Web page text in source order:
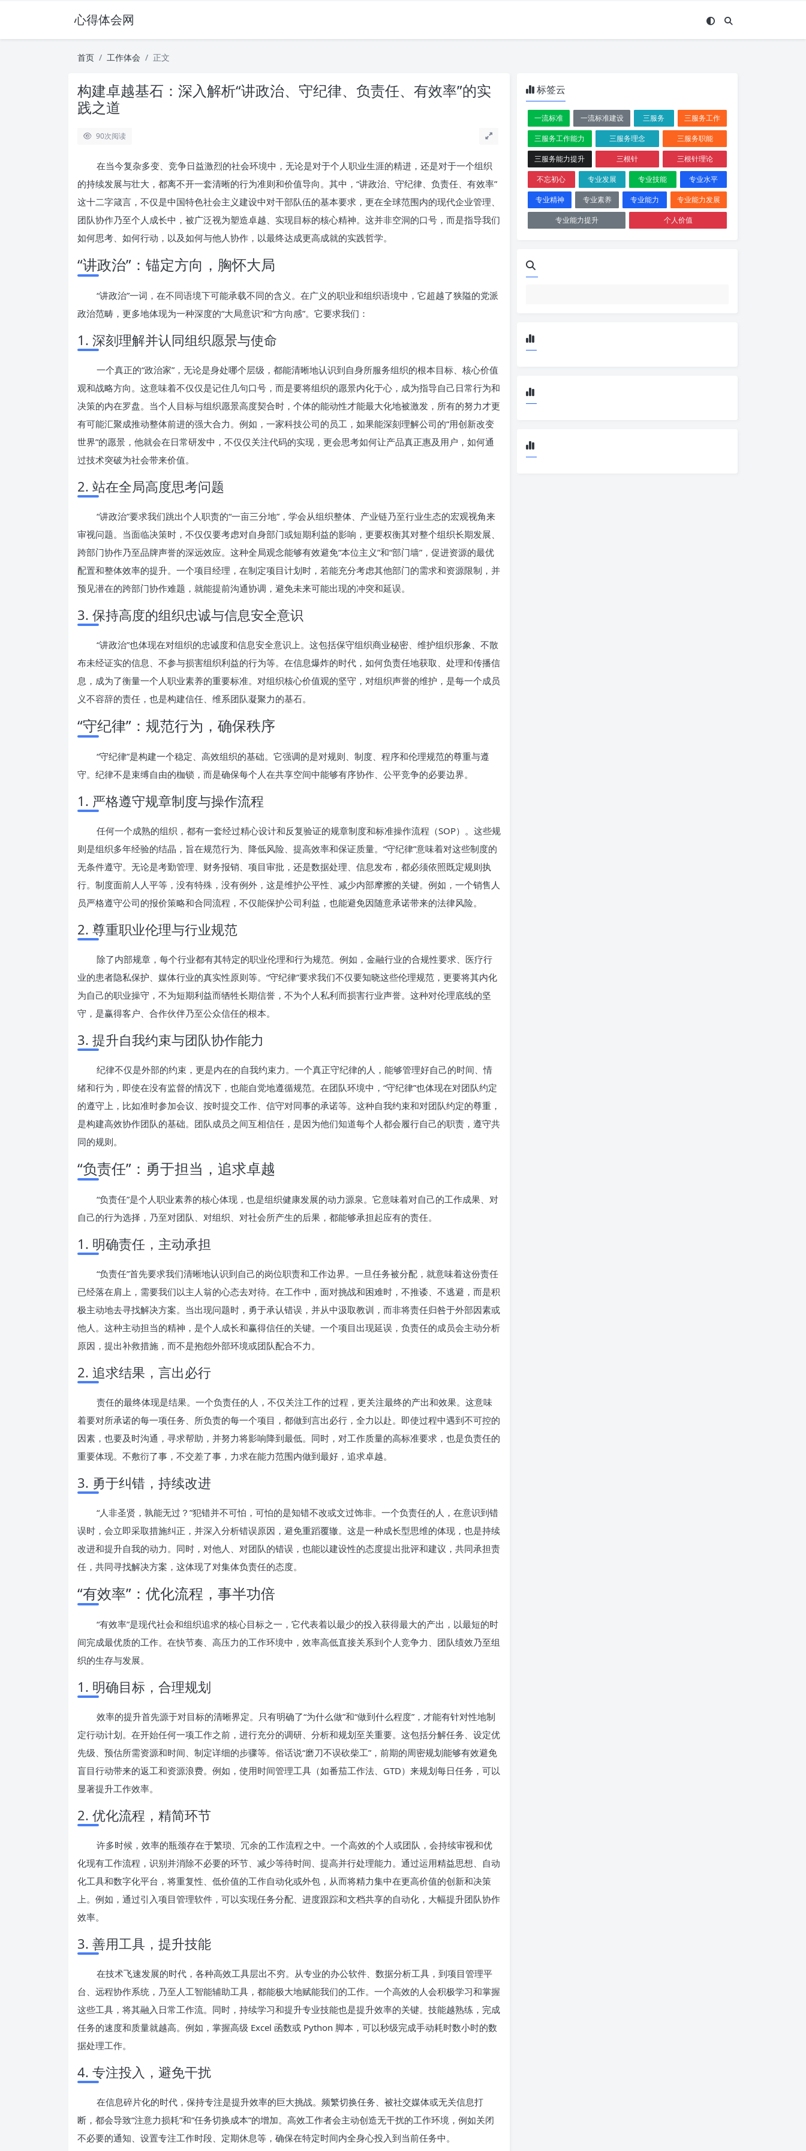
心得体会网
首页 工作体会 正文
构建卓越基石：深入解析“讲政治、守纪律、负责任、有效率”的实
践之道
90次阅读
在当今复杂多变、竞争日益激烈的社会环境中，无论是对于个人职业生涯的精进，还是对于一个组织
的持续发展与壮大，都离不开一套清晰的行为准则和价值导向。其中，“讲政治、守纪律、负责任、有效率”
这十二字箴言，不仅是中国特色社会主义建设中对干部队伍的基本要求，更在全球范围内的现代企业管理、
团队协作乃至个人成长中，被广泛视为塑造卓越、实现目标的核心精神。这并非空洞的口号，而是指导我们
如何思考、如何行动，以及如何与他人协作，以最终达成更高成就的实践哲学。
“讲政治”：锚定方向，胸怀大局
“讲政治”一词，在不同语境下可能承载不同的含义。在广义的职业和组织语境中，它超越了狭隘的党派
政治范畴，更多地体现为一种深度的“大局意识”和“方向感”。它要求我们：
1. 深刻理解并认同组织愿景与使命
一个真正的“政治家”，无论是身处哪个层级，都能清晰地认识到自身所服务组织的根本目标、核心价值
观和战略方向。这意味着不仅仅是记住几句口号，而是要将组织的愿景内化于心，成为指导自己日常行为和
决策的内在罗盘。当个人目标与组织愿景高度契合时，个体的能动性才能最大化地被激发，所有的努力才更
有可能汇聚成推动整体前进的强大合力。例如，一家科技公司的员工，如果能深刻理解公司的“用创新改变
世界”的愿景，他就会在日常研发中，不仅仅关注代码的实现，更会思考如何让产品真正惠及用户，如何通
过技术突破为社会带来价值。
2. 站在全局高度思考问题
“讲政治”要求我们跳出个人职责的“一亩三分地”，学会从组织整体、产业链乃至行业生态的宏观视角来
审视问题。当面临决策时，不仅仅要考虑对自身部门或短期利益的影响，更要权衡其对整个组织长期发展、
跨部门协作乃至品牌声誉的深远效应。这种全局观念能够有效避免“本位主义”和“部门墙”，促进资源的最优
配置和整体效率的提升。一个项目经理，在制定项目计划时，若能充分考虑其他部门的需求和资源限制，并
预见潜在的跨部门协作难题，就能提前沟通协调，避免未来可能出现的冲突和延误。
3. 保持高度的组织忠诚与信息安全意识
“讲政治”也体现在对组织的忠诚度和信息安全意识上。这包括保守组织商业秘密、维护组织形象、不散
布未经证实的信息、不参与损害组织利益的行为等。在信息爆炸的时代，如何负责任地获取、处理和传播信
息，成为了衡量一个人职业素养的重要标准。对组织核心价值观的坚守，对组织声誉的维护，是每一个成员
义不容辞的责任，也是构建信任、维系团队凝聚力的基石。
“守纪律”：规范行为，确保秩序
“守纪律”是构建一个稳定、高效组织的基础。它强调的是对规则、制度、程序和伦理规范的尊重与遵
守。纪律不是束缚自由的枷锁，而是确保每个人在共享空间中能够有序协作、公平竞争的必要边界。
1. 严格遵守规章制度与操作流程
任何一个成熟的组织，都有一套经过精心设计和反复验证的规章制度和标准操作流程（SOP）。这些规
则是组织多年经验的结晶，旨在规范行为、降低风险、提高效率和保证质量。“守纪律”意味着对这些制度的
无条件遵守。无论是考勤管理、财务报销、项目审批，还是数据处理、信息发布，都必须依照既定规则执
行。制度面前人人平等，没有特殊，没有例外，这是维护公平性、减少内部摩擦的关键。例如，一个销售人
员严格遵守公司的报价策略和合同流程，不仅能保护公司利益，也能避免因随意承诺带来的法律风险。
2. 尊重职业伦理与行业规范
除了内部规章，每个行业都有其特定的职业伦理和行为规范。例如，金融行业的合规性要求、医疗行
业的患者隐私保护、媒体行业的真实性原则等。“守纪律”要求我们不仅要知晓这些伦理规范，更要将其内化
为自己的职业操守，不为短期利益而牺牲长期信誉，不为个人私利而损害行业声誉。这种对伦理底线的坚
守，是赢得客户、合作伙伴乃至公众信任的根本。
3. 提升自我约束与团队协作能力
纪律不仅是外部的约束，更是内在的自我约束力。一个真正守纪律的人，能够管理好自己的时间、情
绪和行为，即使在没有监督的情况下，也能自觉地遵循规范。在团队环境中，“守纪律”也体现在对团队约定
的遵守上，比如准时参加会议、按时提交工作、信守对同事的承诺等。这种自我约束和对团队约定的尊重，
是构建高效协作团队的基础。团队成员之间互相信任，是因为他们知道每个人都会履行自己的职责，遵守共
同的规则。
“负责任”：勇于担当，追求卓越
“负责任”是个人职业素养的核心体现，也是组织健康发展的动力源泉。它意味着对自己的工作成果、对
自己的行为选择，乃至对团队、对组织、对社会所产生的后果，都能够承担起应有的责任。
1. 明确责任，主动承担
“负责任”首先要求我们清晰地认识到自己的岗位职责和工作边界。一旦任务被分配，就意味着这份责任
已经落在肩上，需要我们以主人翁的心态去对待。在工作中，面对挑战和困难时，不推诿、不逃避，而是积
极主动地去寻找解决方案。当出现问题时，勇于承认错误，并从中汲取教训，而非将责任归咎于外部因素或
他人。这种主动担当的精神，是个人成长和赢得信任的关键。一个项目出现延误，负责任的成员会主动分析
原因，提出补救措施，而不是抱怨外部环境或团队配合不力。
2. 追求结果，言出必行
责任的最终体现是结果。一个负责任的人，不仅关注工作的过程，更关注最终的产出和效果。这意味
着要对所承诺的每一项任务、所负责的每一个项目，都做到言出必行，全力以赴。即使过程中遇到不可控的
因素，也要及时沟通，寻求帮助，并努力将影响降到最低。同时，对工作质量的高标准要求，也是负责任的
重要体现。不敷衍了事，不交差了事，力求在能力范围内做到最好，追求卓越。
3. 勇于纠错，持续改进
“人非圣贤，孰能无过？”犯错并不可怕，可怕的是知错不改或文过饰非。一个负责任的人，在意识到错
误时，会立即采取措施纠正，并深入分析错误原因，避免重蹈覆辙。这是一种成长型思维的体现，也是持续
改进和提升自我的动力。同时，对他人、对团队的错误，也能以建设性的态度提出批评和建议，共同承担责
任，共同寻找解决方案，这体现了对集体负责任的态度。
“有效率”：优化流程，事半功倍
“有效率”是现代社会和组织追求的核心目标之一，它代表着以最少的投入获得最大的产出，以最短的时
间完成最优质的工作。在快节奏、高压力的工作环境中，效率高低直接关系到个人竞争力、团队绩效乃至组
织的生存与发展。
1. 明确目标，合理规划
效率的提升首先源于对目标的清晰界定。只有明确了“为什么做”和“做到什么程度”，才能有针对性地制
定行动计划。在开始任何一项工作之前，进行充分的调研、分析和规划至关重要。这包括分解任务、设定优
先级、预估所需资源和时间、制定详细的步骤等。俗话说“磨刀不误砍柴工”，前期的周密规划能够有效避免
盲目行动带来的返工和资源浪费。例如，使用时间管理工具（如番茄工作法、GTD）来规划每日任务，可以
显著提升工作效率。
2. 优化流程，精简环节
许多时候，效率的瓶颈存在于繁琐、冗余的工作流程之中。一个高效的个人或团队，会持续审视和优
化现有工作流程，识别并消除不必要的环节、减少等待时间、提高并行处理能力。通过运用精益思想、自动
化工具和数字化平台，将重复性、低价值的工作自动化或外包，从而将精力集中在更高价值的创新和决策
上。例如，通过引入项目管理软件，可以实现任务分配、进度跟踪和文档共享的自动化，大幅提升团队协作
效率。
3. 善用工具，提升技能
在技术飞速发展的时代，各种高效工具层出不穷。从专业的办公软件、数据分析工具，到项目管理平
台、远程协作系统，乃至人工智能辅助工具，都能极大地赋能我们的工作。一个高效的人会积极学习和掌握
这些工具，将其融入日常工作流。同时，持续学习和提升专业技能也是提升效率的关键。技能越熟练，完成
任务的速度和质量就越高。例如，掌握高级 Excel 函数或 Python 脚本，可以秒级完成手动耗时数小时的数
据处理工作。
4. 专注投入，避免干扰
在信息碎片化的时代，保持专注是提升效率的巨大挑战。频繁切换任务、被社交媒体或无关信息打
断，都会导致“注意力损耗”和“任务切换成本”的增加。高效工作者会主动创造无干扰的工作环境，例如关闭
不必要的通知、设置专注工作时段、定期休息等，确保在特定时间内全身心投入到当前任务中。
标签云
一流标准 一流标准建设 三服务
三服务工作
三服务工作能力
三服务理念
三服务职能
三服务能力提升
三根针
三根针理论
不忘初心
专业发展 专业技能
专业水平
专业精神
专业素养 专业能力
专业能力发展
专业能力提升
个人价值